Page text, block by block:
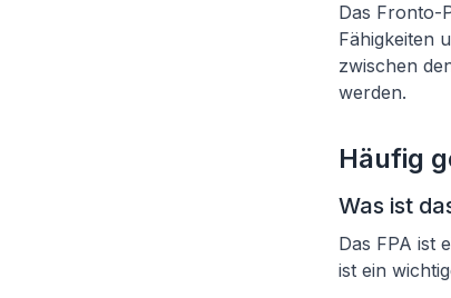
Das Fronto-
Fähigkeiten
zwischen
werden.
Häufig
Was ist
Das FPA ist
ist ein